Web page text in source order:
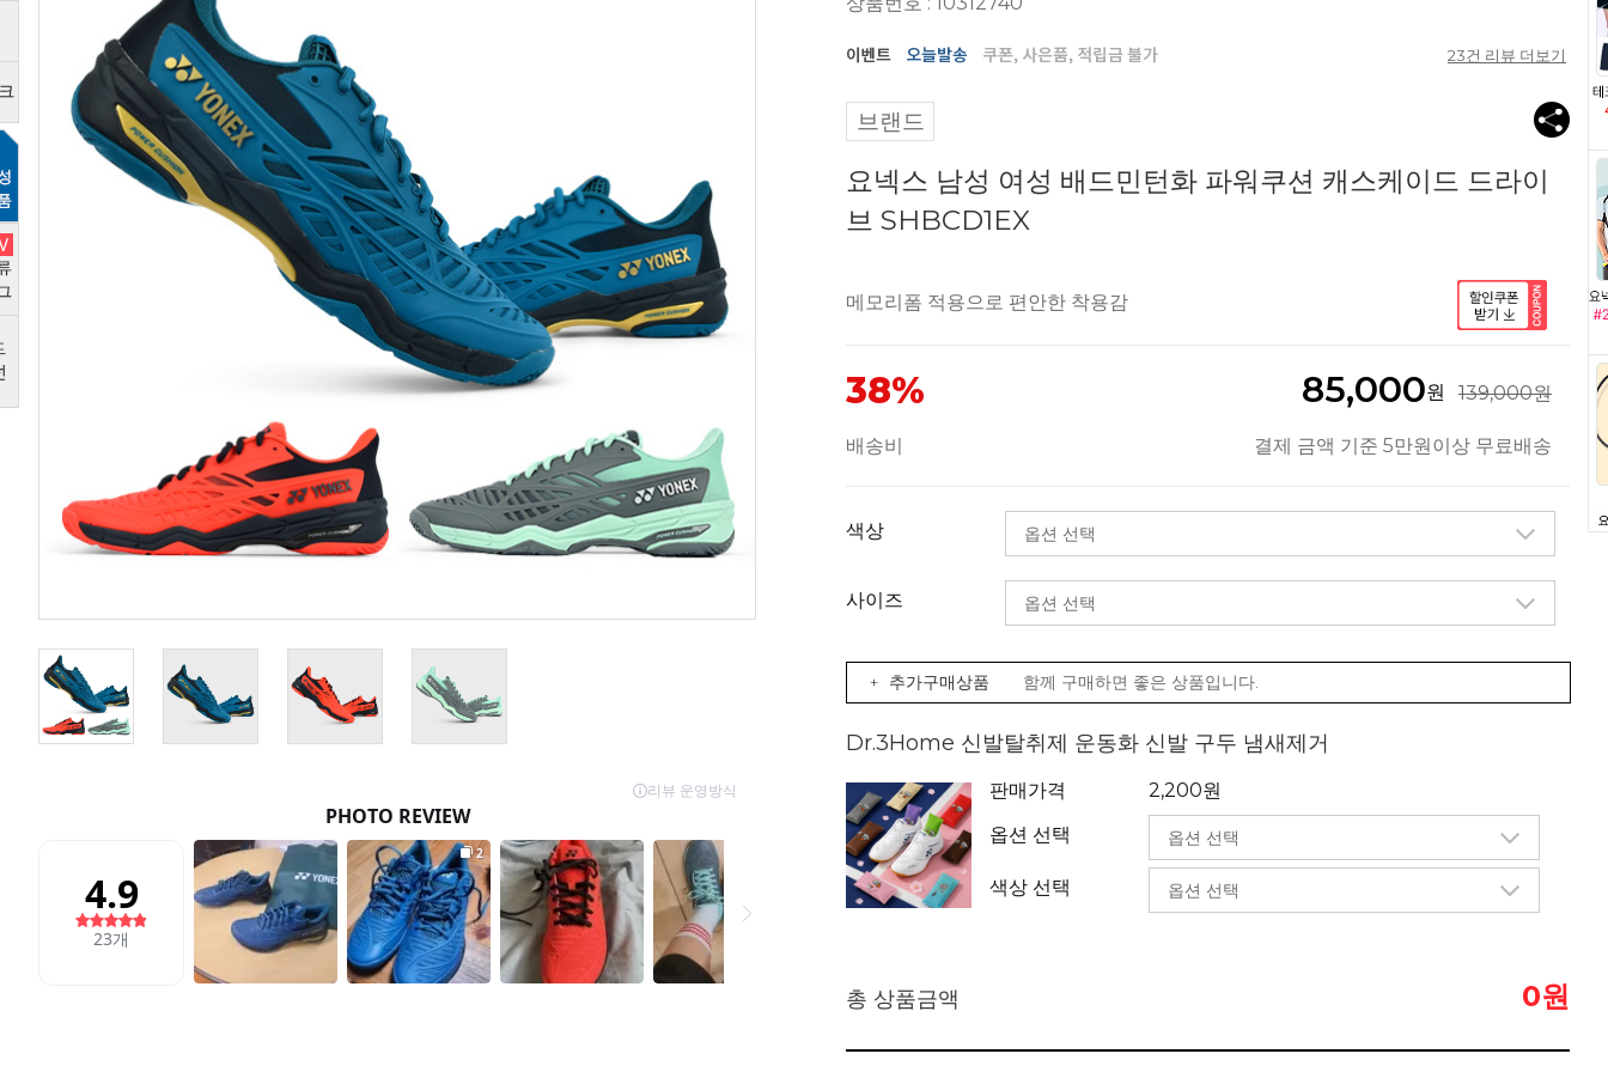
23건 리뷰 더보기
브랜드
요넥스 남성 여성 배드민턴화 파워쿠션 캐스케이드 드라이
브 SHBCD1EX
메모리폼 적용으로 편안한 착용감
38% 85,000원 139,000원
배송비 결제 금액 기준 5만원이상 무료배송
색상
사이즈
+ 추가구매상품 함께 구매하면 좋은 상품입니다.
Dr.3Home 신발탈취제 운동화 신발 구두 냄새제거
판매가격
2,200원
옵션 선택
색상 선택
총 상품금액 0원